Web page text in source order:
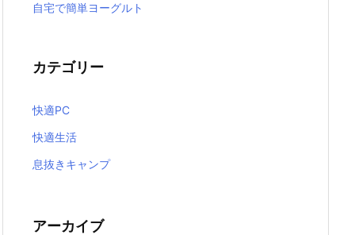
自宅で簡単ヨーグルト
カテゴリー
快適PC
快適生活
息抜きキャンプ
アーカイブ